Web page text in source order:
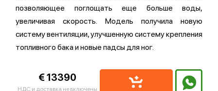
позволяющее поглощать еще больше воды,
увеличивая скорость. Модель получила новую
систему вентиляции, улучшенную систему крепления
топливного бака и новые падсы для ног.
€ 13390
НДС и доставка не включены